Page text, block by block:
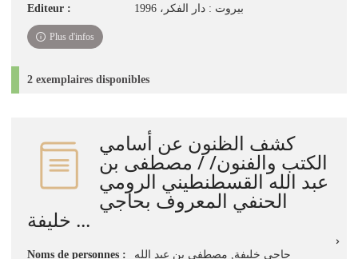
Editeur :
بيروت : دار الفكر، 1996
Plus d'infos
2 exemplaires disponibles
كشف الظنون عن أسامي
الكتب والفنون/ / مصطفى بن
عبد الله القسطنطيني الرومي
الحنفي المعروف بحاجي
خليفة ...
Noms de personnes :
حاجي خليفة, مصطفى بن عبد الله